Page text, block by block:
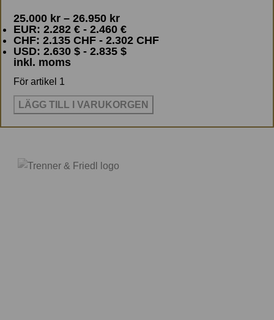
jordbox. Vänligen ta kontakt för
andra längder.
Infinity Tungsten
Obs: Tillhöranade
och
under jordboxen finns här under.
25.000 kr – 26.950 kr
EUR: 2.282 € - 2.460 €
CHF: 2.135 CHF - 2.302 CHF
USD: 2.630 $ - 2.835 $
inkl. moms
För artikel 1
LÄGG TILL I VARUKORGEN